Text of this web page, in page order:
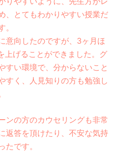
、とてもわかりやすい授業だ
意向したのですが、3ヶ月ほ
上げることができました。グ
すい環境で、分からないこと
すく、人見知りの方も勉強し
ンの方のカウセリングも非常
返答を頂けたり、不安な気持
たです。